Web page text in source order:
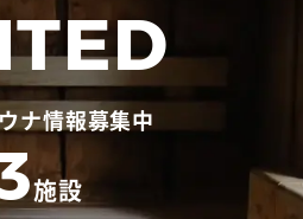
ナ情報募集中
施設